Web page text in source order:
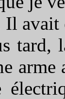
Il
tard,
arme